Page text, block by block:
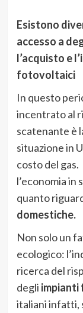
Esistono
accesso a
l’acquisto e
fotovoltaici
In questo
incentrato al
scatenante è
situazione in
costo del
l’economia
quanto
domestiche.
Non solo un
ecologico:
ricerca del
degli
italiani infatti,